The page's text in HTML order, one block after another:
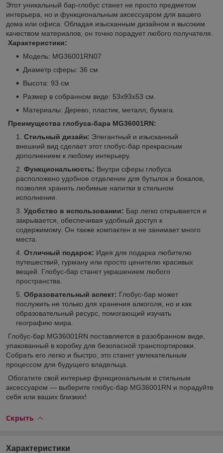
Этот уникальный бар-глобус станет не просто предметом
интерьера, но и функциональным аксессуаром для вашего
дома или офиса. Обладая изысканным дизайном и высоким
качеством материалов, он точно порадует любого получателя.
Характеристики:
Модель: MG36001RN07
Диаметр сферы: 36 см
Высота: 93 см
Размер в собранном виде: 53х93х53 см.
Материалы: Дерево, пластик, металл, бумага.
Преимущества глобуса-бара MG36001RN:
Стильный дизайн: Элегантный и изысканный
внешний вид сделает этот глобус-бар прекрасным
дополнением к любому интерьеру.
Функциональность: Внутри сферы глобуса
расположено удобное отделение для бутылок и бокалов,
позволяя хранить любимые напитки в стильном
исполнении.
Удобство в использовании: Бар легко открывается и
закрывается, обеспечивая удобный доступ к
содержимому. Он также компактен и не занимает много
места.
Отличный подарок: Идея для подарка любителю
путешествий, гурману или просто ценителю красивых
вещей. Глобус-бар станет украшением любого
пространства.
Образовательный аспект: Глобус-бар может
послужить не только для хранения алкоголя, но и как
образовательный ресурс, помогающий изучать
географию мира.
Глобус-бар MG36001RN поставляется в разобранном виде,
упакованный в коробку для безопасной транспортировки.
Собрать его легко и быстро, это станет увлекательным
процессом для будущего владельца.
Обогатите свой интерьер функциональным и стильным
аксессуаром — выберите глобус-бар MG36001RN и порадуйте
себя или ваших близких!
Скрыть
Характеристики